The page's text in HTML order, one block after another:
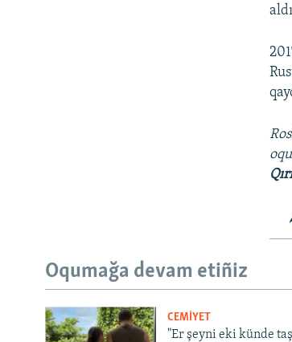
Oqumağa devam etiñiz
CEMİYET
"Er şeyni eki künde